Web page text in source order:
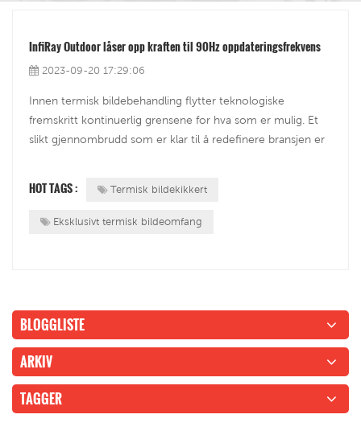
InfiRay Outdoor låser opp kraften til 90Hz oppdateringsfrekvens
2023-09-20 17:29:06
Innen termisk bildebehandling flytter teknologiske
fremskritt kontinuerlig grensene for hva som er mulig. Et
slikt gjennombrudd som er klar til å redefinere bransjen er
snakke om utfordringene og fordelene med denne tek...
HOT TAGS : Termisk bildekikkert
Eksklusivt termisk bildeomfang
BLOGGLISTE
ARKIV
TAGGER